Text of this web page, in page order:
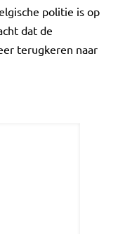
politie is op
dat de
terugkeren naar